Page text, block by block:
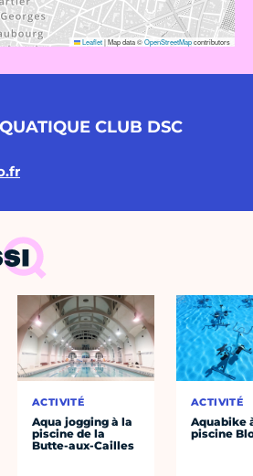
Leaflet|Map data ©OpenStreetMapcontributors
CLUB DSC
ACTIVITÉ
Aqua jogging à la
piscine de la
Butte-aux-Cailles
ACTIVITÉ
Aquabike
piscine